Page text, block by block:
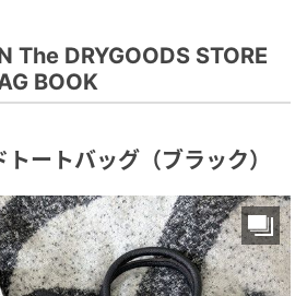
The DRYGOODS STORE
BOOK
ートバッグ（ブラック）